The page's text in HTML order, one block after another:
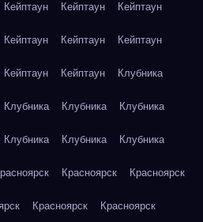
Кейптаун Кейптаун Кейптаун
Кейптаун Кейптаун Кейптаун
Кейптаун Кейптаун Клубника
Клубника Клубника Клубника
Клубника Клубника Клубника
Красноярск Красноярск
Красноярск Красноярск